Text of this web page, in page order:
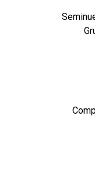
modelo.